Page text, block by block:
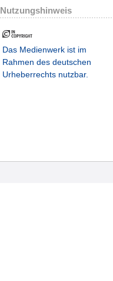
Nutzungshinweis
Das Medienwerk ist im
Rahmen des deutschen
Urheberrechts nutzbar.